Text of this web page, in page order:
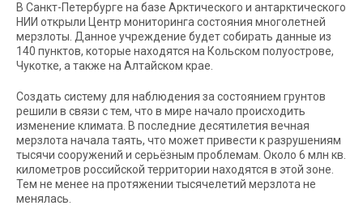
В Санкт-Петербурге на базе Арктического и антарктического
НИИ открыли Центр мониторинга состояния многолетней
мерзлоты. Данное учреждение будет собирать данные из
140 пунктов, которые находятся на Кольском полуострове,
Чукотке, а также на Алтайском крае.
Создать систему для наблюдения за состоянием грунтов
решили в связи с тем, что в мире начало происходить
изменение климата. В последние десятилетия вечная
мерзлота начала таять, что может привести к разрушениям
тысячи сооружений и серьёзным проблемам. Около 6 млн кв.
километров российской территории находятся в этой зоне.
Тем не менее на протяжении тысячелетий мерзлота не
менялась.